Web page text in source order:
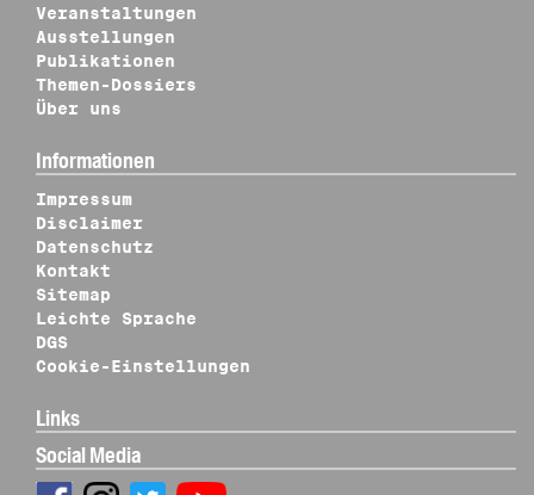
Veranstaltungen
Ausstellungen
Publikationen
Themen-Dossiers
Über uns
Informationen
Impressum
Disclaimer
Datenschutz
Kontakt
Sitemap
Leichte Sprache
DGS
Cookie-Einstellungen
Links
Social Media